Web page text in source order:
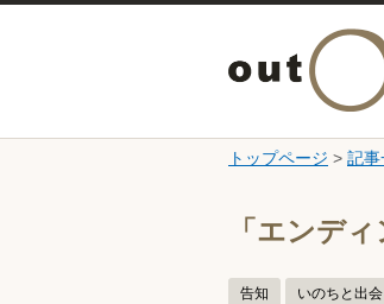
トップページ > 記事
「エンデ
告知 いのちと出